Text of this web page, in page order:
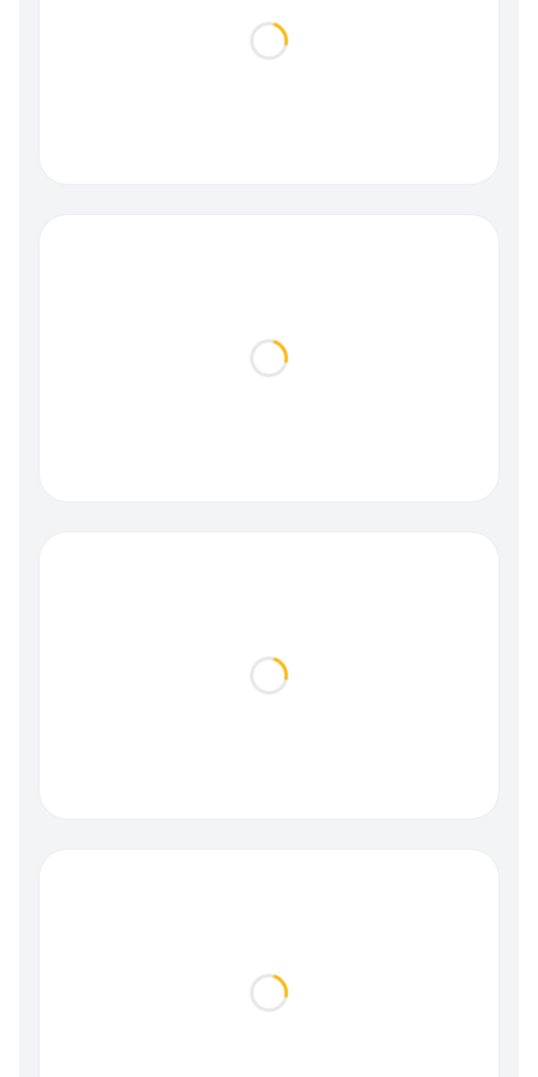
Loading...
Loading...
Loading...
Loading...